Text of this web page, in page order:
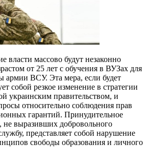
власти массово будут незаконно
от 25 лет с обучения в ВУЗах для
армии ВСУ. Эта мера, если будет
собой резкое изменение в стратегии
украинским правительством, и
относительно соблюдения прав
гарантий. Принудительное
не выразивших добровольного
представляет собой нарушение
свободы образования и личного